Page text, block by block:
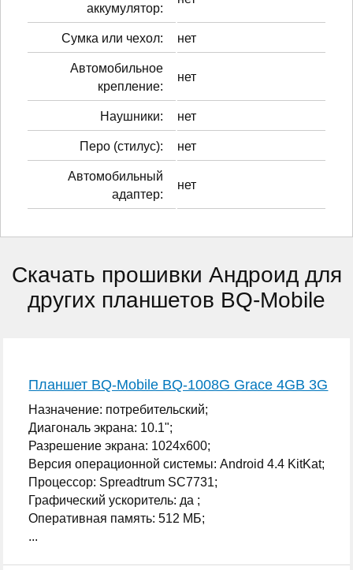
аккумулятор:
Сумка или чехол: нет
Автомобильное
крепление:
нет
Наушники: нет
Перо (стилус): нет
Автомобильный
адаптер:
нет
Скачать прошивки Андроид для
других планшетов BQ-Mobile
Планшет BQ-Mobile BQ-1008G Grace 4GB 3G
Назначение: потребительский;
Диагональ экрана: 10.1";
Разрешение экрана: 1024x600;
Версия операционной системы: Android 4.4 KitKat;
Процессор: Spreadtrum SC7731;
Графический ускоритель: да ;
Оперативная память: 512 МБ;
...